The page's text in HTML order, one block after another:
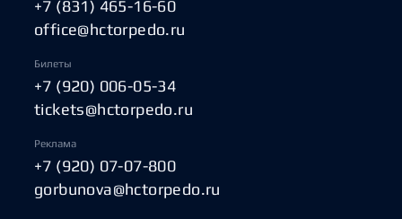
+7 (831) 465-16-60
office@hctorpedo.ru
Билеты
+7 (920) 006-05-34
tickets@hctorpedo.ru
Реклама
+7 (920) 07-07-800
gorbunova@hctorpedo.ru